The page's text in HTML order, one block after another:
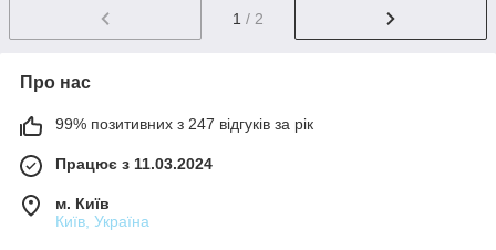
1 / 2
Про нас
99% позитивних з 247 відгуків за рік
Працює з 11.03.2024
м. Київ
Київ, Україна